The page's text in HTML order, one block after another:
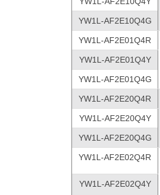
YW1L-AF2E10Q4G
YW1L-AF2E01Q4R
YW1L-AF2E01Q4Y
YW1L-AF2E01Q4G
YW1L-AF2E20Q4R
YW1L-AF2E20Q4Y
YW1L-AF2E20Q4G
YW1L-AF2E02Q4R
YW1L-AF2E02Q4Y